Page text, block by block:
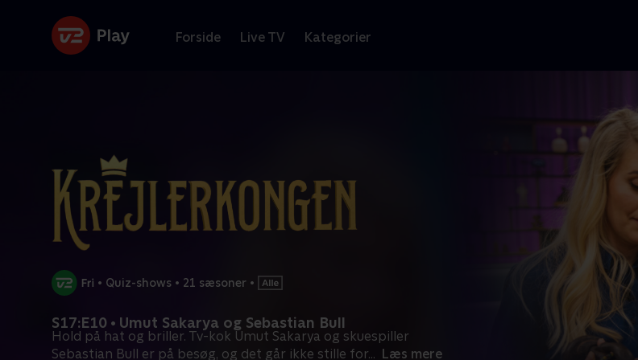
Forside Live TV Kategorier
• Quiz-shows • 21 sæsoner •
S17:E10 • Umut Sakarya og Sebastian Bull
Hold på hat og briller. Tv-kok Umut Sakarya og skuespiller
Sebastian Bull er på besøg, og det går ikke stille for... Læs mere